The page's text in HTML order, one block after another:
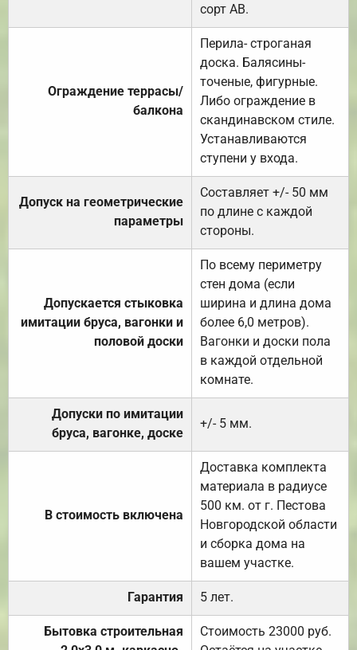
сорт АВ.
Ограждение террасы/
балкона
Перила- строганая
доска. Балясины-
точеные, фигурные.
Либо ограждение в
скандинавском стиле.
Устанавливаются
ступени у входа.
Допуск на геометрические
параметры
Составляет +/- 50 мм
по длине с каждой
стороны.
Допускается стыковка
имитации бруса, вагонки и
половой доски
По всему периметру
стен дома (если
ширина и длина дома
более 6,0 метров).
Вагонки и доски пола
в каждой отдельной
комнате.
Допуски по имитации
бруса, вагонке, доске
+/- 5 мм.
В стоимость включена
Доставка комплекта
материала в радиусе
500 км. от г. Пестова
Новгородской области
и сборка дома на
вашем участке.
Гарантия 5 лет.
Бытовка строительная
Стоимость 23000 руб.